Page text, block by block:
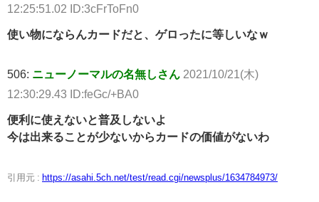
12:25:51.02 ID:3cFrToFn0
使い物にならんカードだと、ゲロったに等しいなｗ
506: ニューノーマルの名無しさん 2021/10/21(木)
12:30:29.43 ID:feGc/+BA0
便利に使えないと普及しないよ
今は出来ることが少ないからカードの価値がないわ
引用元 : https://asahi.5ch.net/test/read.cgi/newsplus/1634784973/